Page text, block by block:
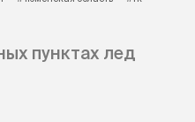
пунктах лед